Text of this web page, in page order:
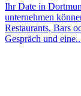
Ihr Date in
unternehmen
Restaurants, Bars
Gespräch und